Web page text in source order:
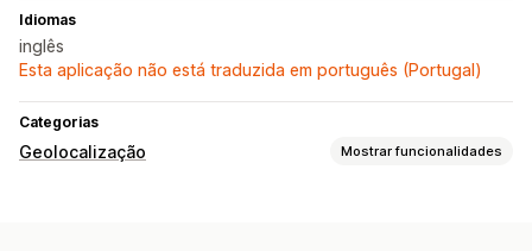
Idiomas
inglês
Esta aplicação não está traduzida em português (Portugal)
Categorias
Geolocalização Mostrar funcionalidades